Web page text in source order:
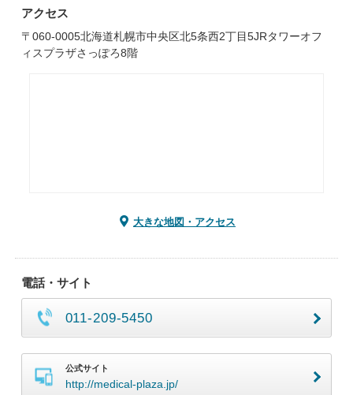
アクセス
〒060-0005北海道札幌市中央区北5条西2丁目5JRタワーオフ
ィスプラザさっぽろ8階
大きな地図・アクセス
電話・サイト
011-209-5450
公式サイト
http://medical-plaza.jp/